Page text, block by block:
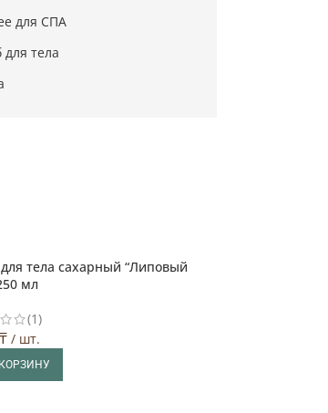
для СПА
для тела
тела сахарный “Липовый
мл
(1)
₸ / шт.